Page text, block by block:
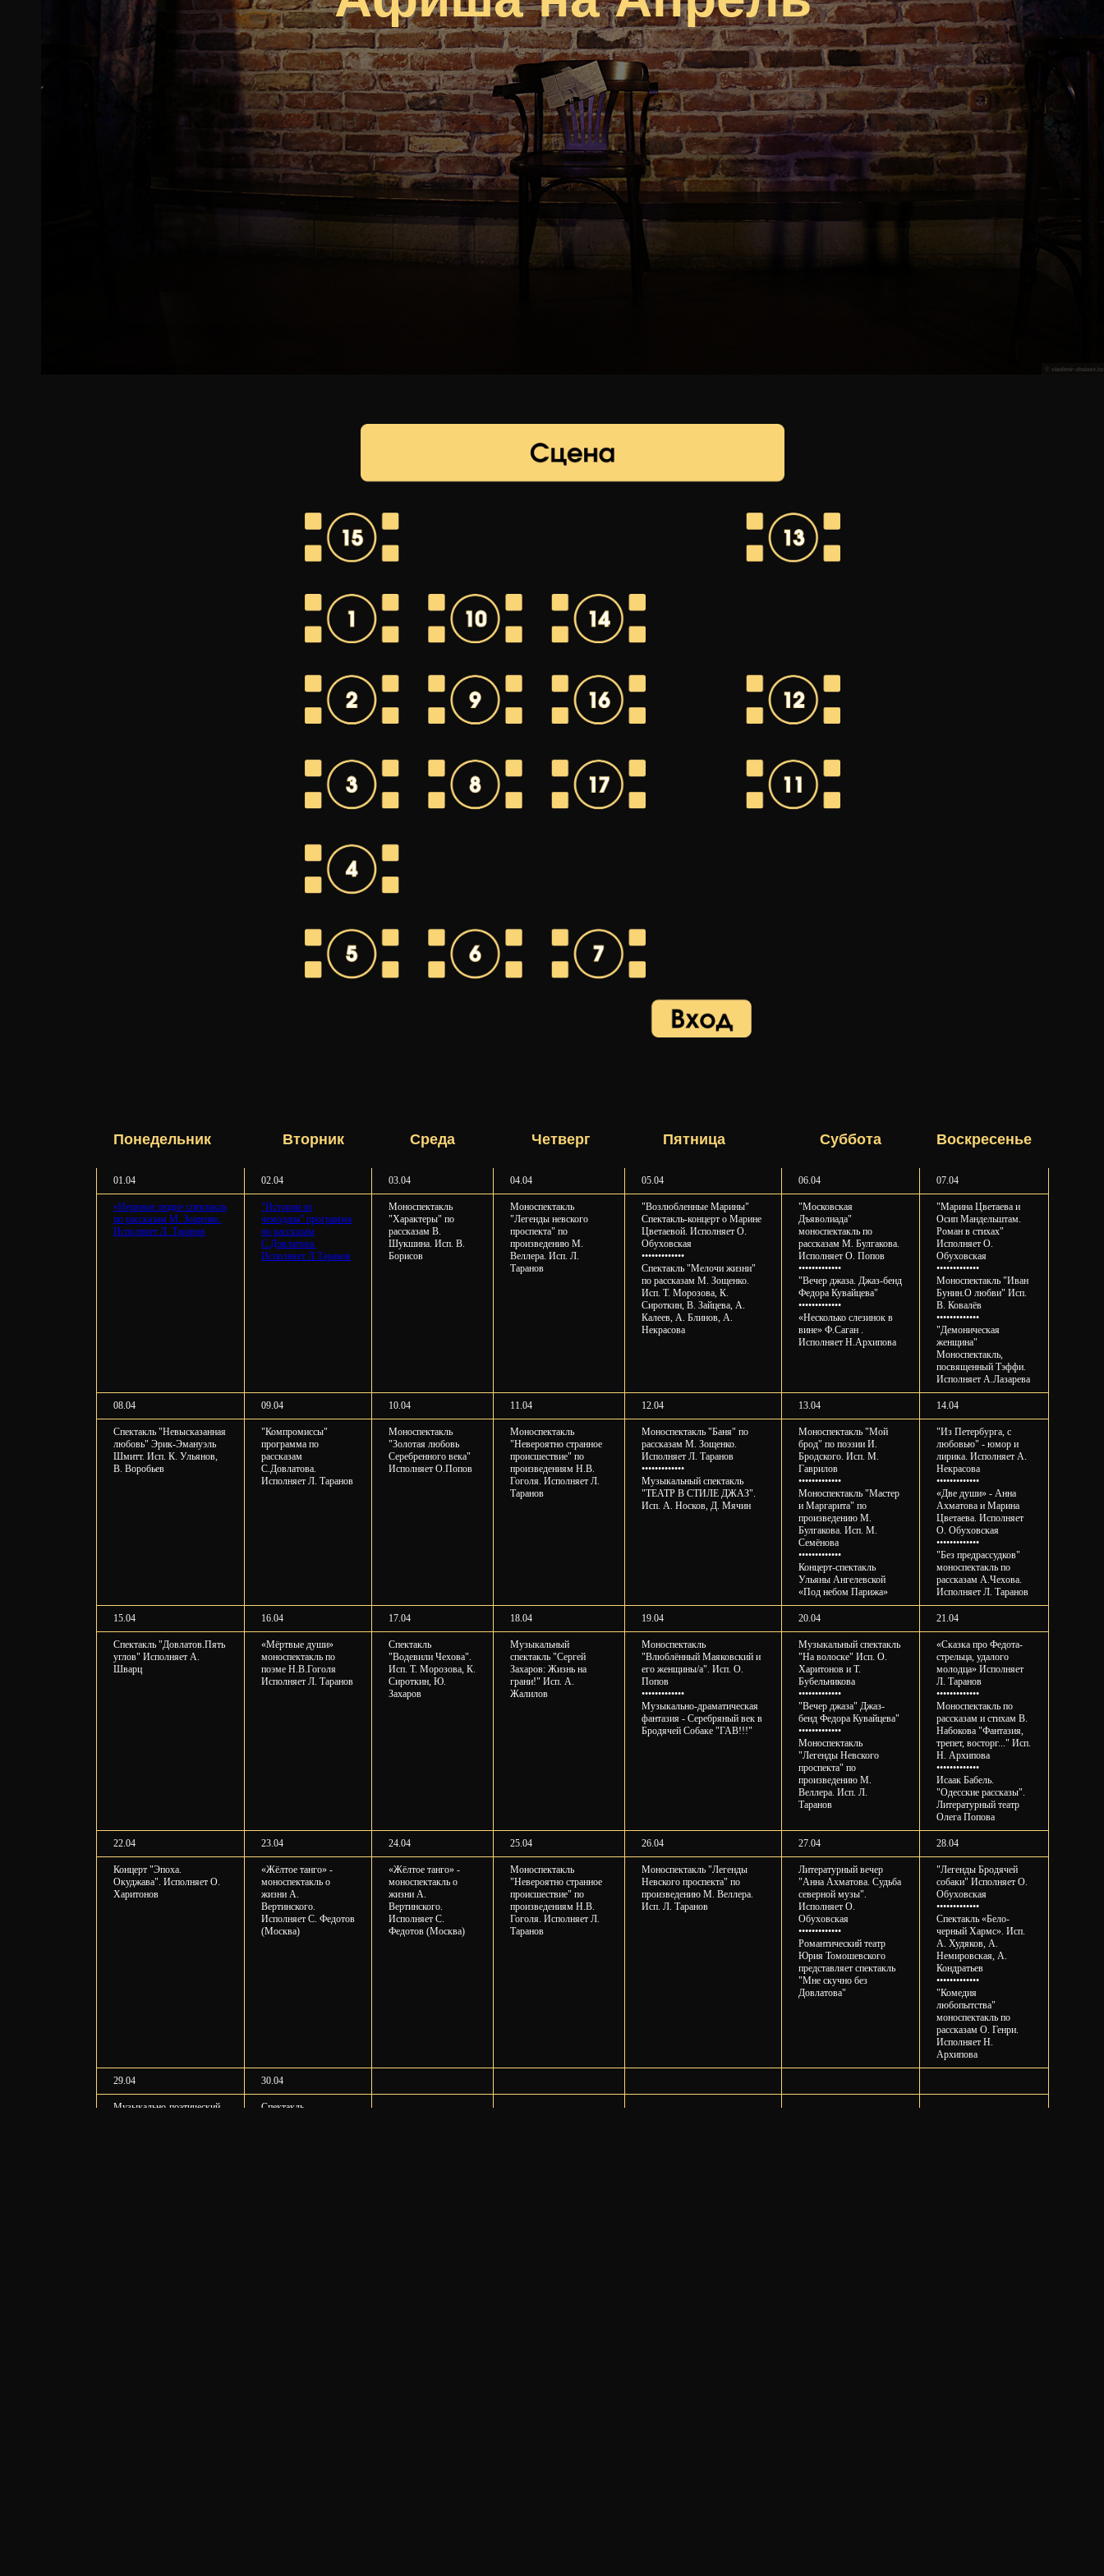
Понедельник ⠀⠀Вторник⠀ ⠀⠀Среда⠀⠀ ⠀⠀Четверг⠀ ⠀⠀Пятница⠀⠀ ⠀⠀Суббота⠀⠀ Воскресенье
01.04 02.04 03.04 04.04 05.04 06.04 07.04
«Нервные люди» спектакль
по рассказам М. Зощенко.
Исполняет Л. Таранов
"Истории из
чемодана" программа
по рассказам
С.Довлатова.
Исполняет Л.Таранов
Моноспектакль
"Характеры" по
рассказам В.
Шукшина. Исп. В.
Борисов
Моноспектакль
"Легенды невского
проспекта" по
произведению М.
Веллера. Исп. Л.
Таранов
"Возлюбленные Марины"
Спектакль-концерт о Марине
Цветаевой. Исполняет О.
Обуховская
•••••••••••••
Спектакль "Мелочи жизни"
по рассказам М. Зощенко.
Исп. Т. Морозова, К.
Сироткин, В. Зайцева, А.
Калеев, А. Блинов, А.
Некрасова
"Московская
Дъяволиада"
моноспектакль по
рассказам М. Булгакова.
Исполняет О. Попов
•••••••••••••
"Вечер джаза. Джаз-бенд
Федора Кувайцева"
•••••••••••••
«Несколько слезинок в
вине» Ф.Саган .
Исполняет Н.Архипова
"Марина Цветаева и
Осип Мандельштам.
Роман в стихах"
Исполняет О.
Обуховская
•••••••••••••
Моноспектакль "Иван
Бунин.О любви" Исп.
В. Ковалёв
•••••••••••••
"Демоническая
женщина"
Моноспектакль,
посвященный Тэффи.
Исполняет А.Лазарева
08.04 09.04 10.04 11.04 12.04 13.04 14.04
Спектакль "Невысказанная
любовь" Эрик-Эмануэль
Шмитт. Исп. К. Ульянов,
В. Воробьев
"Компромиссы"
программа по
рассказам
С.Довлатова.
Исполняет Л. Таранов
Моноспектакль
"Золотая любовь
Серебренного века"
Исполняет О.Попов
Моноспектакль
"Невероятно странное
происшествие" по
произведениям Н.В.
Гоголя. Исполняет Л.
Таранов
Моноспектакль "Баня" по
рассказам М. Зощенко.
Исполняет Л. Таранов
•••••••••••••
Музыкальный спектакль
"ТЕАТР В СТИЛЕ ДЖАЗ".
Исп. А. Носков, Д. Мячин
Моноспектакль "Мой
брод" по поэзии И.
Бродского. Исп. М.
Гаврилов
•••••••••••••
Моноспектакль "Мастер
и Маргарита" по
произведению М.
Булгакова. Исп. М.
Семёнова
•••••••••••••
Концерт-спектакль
Ульяны Ангелевской
«Под небом Парижа»
"Из Петербурга, с
любовью" - юмор и
лирика. Исполняет А.
Некрасова
•••••••••••••
«Две души» - Анна
Ахматова и Марина
Цветаева. Исполняет
О. Обуховская
•••••••••••••
"Без предрассудков"
моноспектакль по
рассказам А.Чехова.
Исполняет Л. Таранов
15.04 16.04 17.04 18.04 19.04 20.04 21.04
Спектакль "Довлатов.Пять
углов" Исполняет А.
Шварц
«Мёртвые души»
моноспектакль по
поэме Н.В.Гоголя
Исполняет Л. Таранов
Спектакль
"Водевили Чехова".
Исп. Т. Морозова, К.
Сироткин, Ю.
Захаров
Музыкальный
спектакль "Сергей
Захаров: Жизнь на
грани!" Исп. А.
Жалилов
Моноспектакль
"Влюблённый Маяковский и
его женщины/а". Исп. О.
Попов
•••••••••••••
Музыкально-драматическая
фантазия - Серебряный век в
Бродячей Собаке "ГАВ!!!"
Музыкальный спектакль
"На волоске" Исп. О.
Харитонов и Т.
Бубельникова
•••••••••••••
"Вечер джаза" Джаз-
бенд Федора Кувайцева"
•••••••••••••
Моноспектакль
"Легенды Невского
проспекта" по
произведению М.
Веллера. Исп. Л.
Таранов
«Сказка про Федота-
стрельца, удалого
молодца» Исполняет
Л. Таранов
•••••••••••••
Моноспектакль по
рассказам и стихам В.
Набокова "Фантазия,
трепет, восторг..." Исп.
Н. Архипова
•••••••••••••
Исаак Бабель.
"Одесские рассказы".
Литературный театр
Олега Попова
22.04 23.04 24.04 25.04 26.04 27.04 28.04
Концерт "Эпоха.
Окуджава". Исполняет О.
Харитонов
«Жёлтое танго» -
моноспектакль о
жизни А.
Вертинского.
Исполняет С. Федотов
(Москва)
«Жёлтое танго» -
моноспектакль о
жизни А.
Вертинского.
Исполняет С.
Федотов (Москва)
Моноспектакль
"Невероятно странное
происшествие" по
произведениям Н.В.
Гоголя. Исполняет Л.
Таранов
Моноспектакль "Легенды
Невского проспекта" по
произведению М. Веллера.
Исп. Л. Таранов
Литературный вечер
"Анна Ахматова. Судьба
северной музы".
Исполняет О.
Обуховская
•••••••••••••
Романтический театр
Юрия Томошевского
представляет спектакль
"Мне скучно без
Довлатова"
"Легенды Бродячей
собаки" Исполняет О.
Обуховская
•••••••••••••
Спектакль «Бело-
черный Хармс». Исп.
А. Худяков, А.
Немировская, А.
Кондратьев
•••••••••••••
"Комедия
любопытства"
моноспектакль по
рассказам О. Генри.
Исполняет Н.
Архипова
29.04 30.04
Музыкально-поэтический
Спектакль